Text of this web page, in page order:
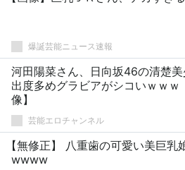
爆誕芸能ニュース速報
河田陽菜さん、日向坂46の清楚
出度多めグラビアがシコいｗｗｗ
像】
芸能エロチャンネル
【無修正】 八重歯の可愛い美巨
wwww